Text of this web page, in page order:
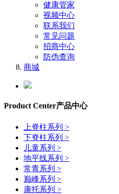
健康管家
视频中心
联系我们
常见问题
招商中心
防伪查询
商城
Product Center产品中心
上脊柱系列 >
下脊柱系列 >
儿童系列 >
地平线系列 >
常青系列 >
巅峰系列 >
康托系列 >